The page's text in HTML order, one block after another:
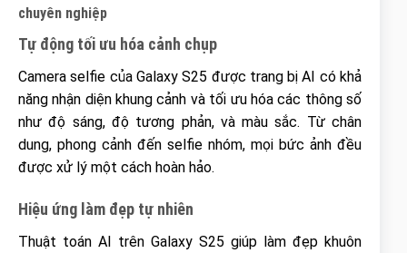
chuyên nghiệp
Tự động tối ưu hóa cảnh chụp
Camera selfie của Galaxy S25 được trang bị AI có khả
năng nhận diện khung cảnh và tối ưu hóa các thông số
như độ sáng, độ tương phản, và màu sắc. Từ chân
dung, phong cảnh đến selfie nhóm, mọi bức ảnh đều
được xử lý một cách hoàn hảo.
Hiệu ứng làm đẹp tự nhiên
Thuật toán AI trên Galaxy S25 giúp làm đẹp khuôn